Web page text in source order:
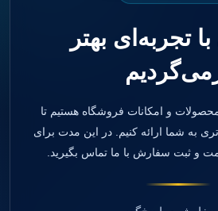
تجربه‌ای بهتر
و امکانات فروشگاه هستیم تا
به شما ارائه کنیم. در این مدت برای
و ثبت سفارش با ما تماس بگیرید.
فلو
اچ